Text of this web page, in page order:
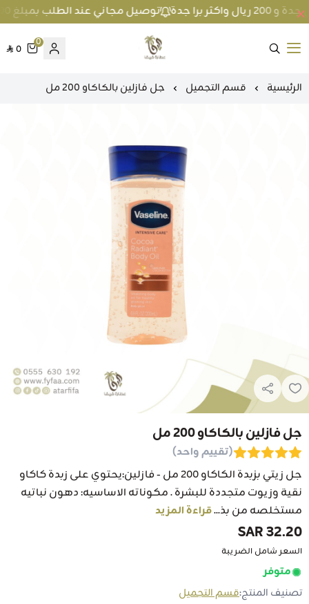
توصيل مجاني عند الطلب بمبلغ 100 ريال واكثر داخل جدة و 200 ريال واكثر برا جدة
متجر عطارة فيفا
0
0
الرئيسية قسم التجميل جل فازلين بالكاكاو 200 مل
جل فازلين بالكاكاو 200 مل
(تقييم واحد)
جل زيتي بزبدة الكاكاو 200 مل - فازلين:يحتوي على زبدة كاكاو
نقية وزيوت متجددة للبشرة . مكوناته الاساسيه: دهون نباتيه
مستخلصه من بذ...قراءة المزيد
32.20 SAR
السعر شامل الضريبة
متوفر
تصنيف المنتج:قسم التجميل